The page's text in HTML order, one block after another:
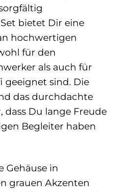
bietet Dir eine
hochwertigen
für den
als auch für
geeignet sind. Die
das durchdachte
dass Du lange Freude
Begleiter haben
Gehäuse in
grauen Akzenten